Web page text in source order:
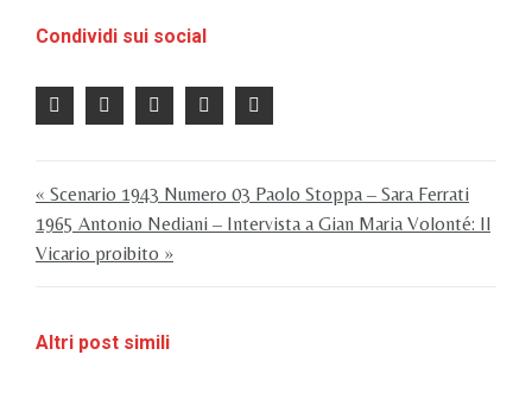
Condividi sui social
« Scenario 1943 Numero 03 Paolo Stoppa – Sara Ferrati
1965 Antonio Nediani – Intervista a Gian Maria Volonté: Il
Vicario proibito »
Altri post simili